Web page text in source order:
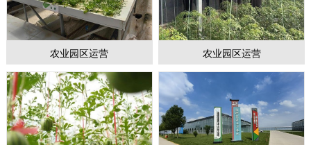
农业园区运营 农业园区运营